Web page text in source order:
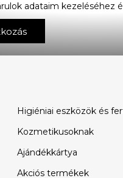
adataim kezeléséhez
Higiéniai eszközök és
Kozmetikusoknak
Ajándékkártya
Akciós termékek